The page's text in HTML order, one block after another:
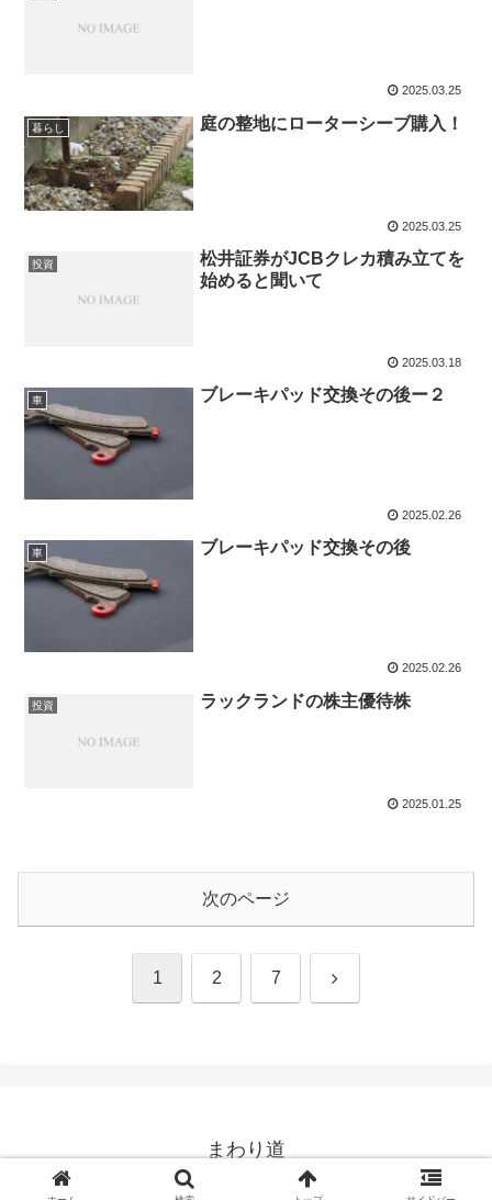
2025.03.25
暮らし 庭の整地にローターシーブ購入！
2025.03.25
投資
松井証券がJCBクレカ積み立てを
始めると聞いて
2025.03.18
車 ブレーキパッド交換その後ー２
2025.02.26
車 ブレーキパッド交換その後
2025.02.26
投資 ラックランドの株主優待株
2025.01.25
次のページ
1 2 7 次
まわり道
© 2018 まわり道.